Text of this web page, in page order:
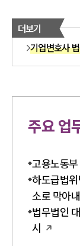
더보기
기업변호사
주요 업
고용노동
하도급법
소로 막아내
법무법인
시